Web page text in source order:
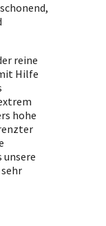
reine
Hilfe
hohe
unsere